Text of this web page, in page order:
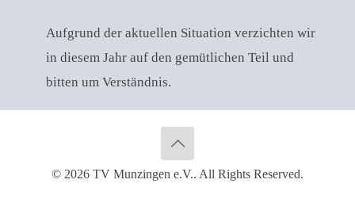
Aufgrund der aktuellen Situation verzichten wir
in diesem Jahr auf den gemütlichen Teil und
bitten um Verständnis.
© 2026 TV Munzingen e.V.. All Rights Reserved.